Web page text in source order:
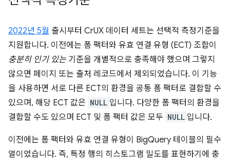
2022년 5월 출시부터 CrUX 데이터 세트는 선택적 측정기준을
지원합니다. 이전에는 폼 팩터와 유효 연결 유형 (ECT) 조합이
충분히 인기 있는기준을 개별적으로 충족해야 했으며 그렇지
않으면 페이지 또는 출처 레코드에서 제외되었습니다. 이 기능
을 사용하면 서로 다른 ECT의 환경을 공통 폼 팩터로 결합할 수
있으며, 해당 ECT 값은 NULL 입니다. 다양한 폼 팩터의 환경을
결합할 수도 있으며 ECT 및 폼 팩터 값은 모두 NULL 입니다.
이전에는 폼 팩터와 유효 연결 유형이 BigQuery 테이블의 필수
열이었습니다. 즉, 특정 행의 히스토그램 밀도를 표현하기에 충